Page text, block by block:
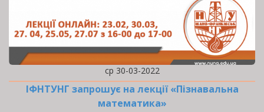
ср 30-03-2022
ІФНТУНГ запрошує на лекції «Пізнавальна
математика»